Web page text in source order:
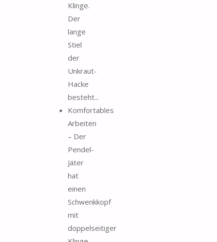
Klinge.
Der
lange
Stiel
der
Unkraut-
Hacke
besteht...
Komfortables
Arbeiten
– Der
Pendel-
Jäter
hat
einen
Schwenkkopf
mit
doppelseitiger